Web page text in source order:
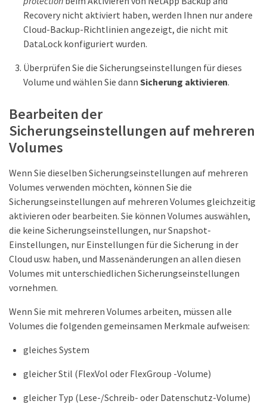
Recovery nicht aktiviert haben, werden Ihnen nur andere
Cloud-Backup-Richtlinien angezeigt, die nicht mit
DataLock konfiguriert wurden.
Überprüfen Sie die Sicherungseinstellungen für dieses
Volume und wählen Sie dann Sicherung aktivieren.
Bearbeiten der
Sicherungseinstellungen auf mehreren
Volumes
Wenn Sie dieselben Sicherungseinstellungen auf mehreren
Volumes verwenden möchten, können Sie die
Sicherungseinstellungen auf mehreren Volumes gleichzeitig
aktivieren oder bearbeiten. Sie können Volumes auswählen,
die keine Sicherungseinstellungen, nur Snapshot-
Einstellungen, nur Einstellungen für die Sicherung in der
Cloud usw. haben, und Massenänderungen an allen diesen
Volumes mit unterschiedlichen Sicherungseinstellungen
vornehmen.
Wenn Sie mit mehreren Volumes arbeiten, müssen alle
Volumes die folgenden gemeinsamen Merkmale aufweisen:
gleiches System
gleicher Stil (FlexVol oder FlexGroup -Volume)
gleicher Typ (Lese-/Schreib- oder Datenschutz-Volume)